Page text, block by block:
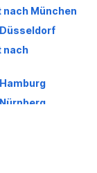
nach München
Düsseldorf
nach
nach Stuttgart